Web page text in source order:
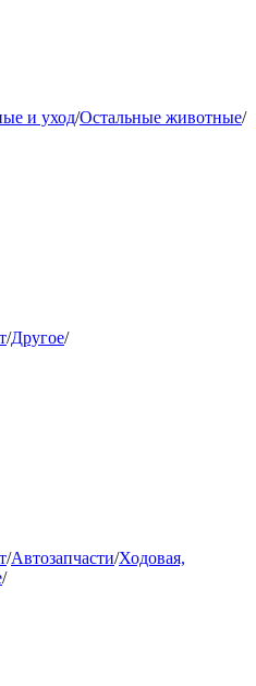
и уход/Остальные животные/
/Другое/
/Автозапчасти/Ходовая,
/